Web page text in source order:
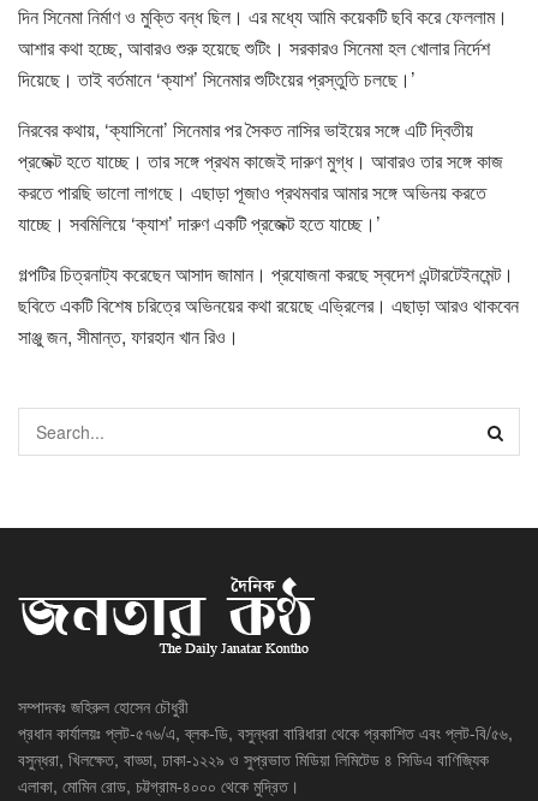
দিন সিনেমা নির্মাণ ও মুক্তি বন্ধ ছিল। এর মধ্যে আমি কয়েকটি ছবি করে ফেললাম।
আশার কথা হচ্ছে, আবারও শুরু হয়েছে শুটিং। সরকারও সিনেমা হল খোলার নির্দেশ
দিয়েছে। তাই বর্তমানে ‘ক্যাশ’ সিনেমার শুটিংয়ের প্রস্তুতি চলছে।’
নিরবের কথায়, ‘ক্যাসিনো’ সিনেমার পর সৈকত নাসির ভাইয়ের সঙ্গে এটি দ্বিতীয়
প্রজেক্ট হতে যাচ্ছে। তার সঙ্গে প্রথম কাজেই দারুণ মুগ্ধ। আবারও তার সঙ্গে কাজ
করতে পারছি ভালো লাগছে। এছাড়া পূজাও প্রথমবার আমার সঙ্গে অভিনয় করতে
যাচ্ছে। সবমিলিয়ে ‘ক্যাশ’ দারুণ একটি প্রজেক্ট হতে যাচ্ছে।’
গল্পটির চিত্রনাট্য করেছেন আসাদ জামান। প্রযোজনা করছে স্বদেশ এন্টারটেইনমেন্ট।
ছবিতে একটি বিশেষ চরিত্রে অভিনয়ের কথা রয়েছে এভ্রিলের। এছাড়া আরও থাকবেন
সাঞ্জু জন, সীমান্ত, ফারহান খান রিও।
সম্পাদকঃ জহিরুল হোসেন চৌধুরী
প্রধান কার্যালয়ঃ প্লট-৫৭৬/এ, ব্লক-ডি, বসুন্ধরা বারিধারা থেকে প্রকাশিত এবং প্লট-বি/৫৬,
বসুন্ধরা, খিলক্ষেত, বাড্ডা, ঢাকা-১২২৯ ও সুপ্রভাত মিডিয়া লিমিটেড ৪ সিডিএ বাণিজ্যিক
এলাকা, মোমিন রোড, চট্টগ্রাম-৪০০০ থেকে মুদ্রিত।